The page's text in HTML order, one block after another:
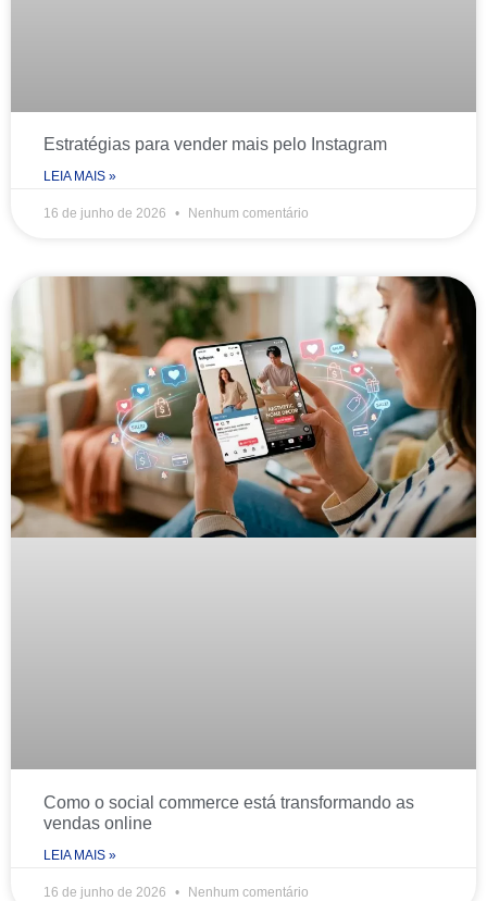
Estratégias para vender mais pelo Instagram
LEIA MAIS »
16 de junho de 2026 Nenhum comentário
Como o social commerce está transformando as
vendas online
LEIA MAIS »
16 de junho de 2026 Nenhum comentário